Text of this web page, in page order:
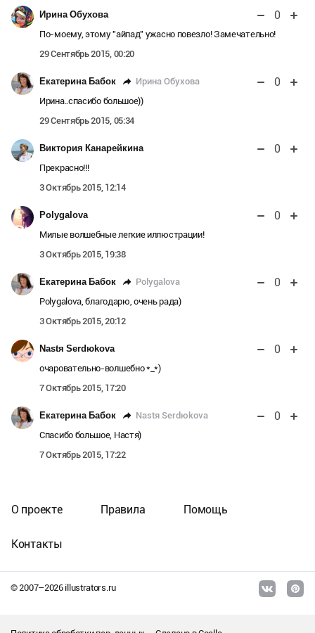
Ирина Обухова 0
По-моему, этому "айпад" ужасно повезло! Замечательно!
29 Сентябрь 2015, 00:20
Екатерина Бабок Ирина Обухова 0
Ирина..спасибо большое))
29 Сентябрь 2015, 05:34
Виктория Канарейкина 0
Прекрасно!!!
3 Октябрь 2015, 12:14
Polygalova 0
Милые волшебные легкие иллюстрации!
3 Октябрь 2015, 19:38
Екатерина Бабок Polygalova 0
Polygalova, благодарю, очень рада)
3 Октябрь 2015, 20:12
Nastя Serdюkova 0
очаровательно-волшебно *_*)
7 Октябрь 2015, 17:20
Екатерина Бабок Nastя Serdюkova 0
Спасибо большое, Настя)
7 Октябрь 2015, 17:22
© 2007–2026illustrators.ru
О проекте Правила Помощь
Контакты